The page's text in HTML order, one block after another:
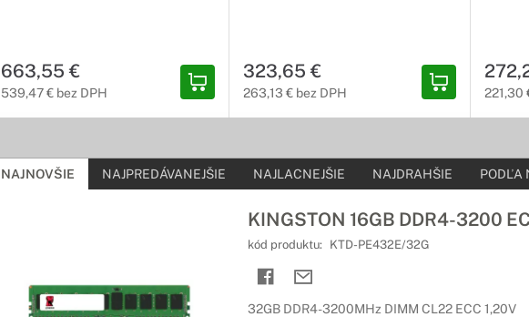
663,55 €
539,47 € bez DPH
323,65 €
263,13 € bez DPH 221,30
NAJNOVŠIE NAJPREDÁVANEJŠIE NAJLACNEJŠIE NAJDRAHŠIE PODĽA
KINGSTON 16GB DDR4-3200
kód produktu: KTD-PE432E/32G
32GB DDR4-3200MHz DIMM CL22 ECC 1,20V